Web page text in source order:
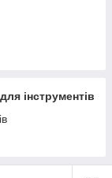
інструментів